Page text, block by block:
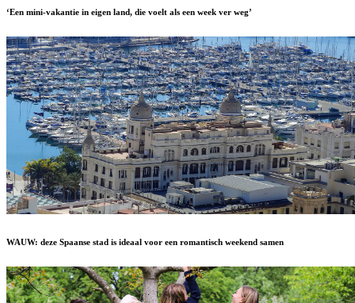
‘Een mini-vakantie in eigen land, die voelt als een week ver weg’
WAUW: deze Spaanse stad is ideaal voor een romantisch weekend samen